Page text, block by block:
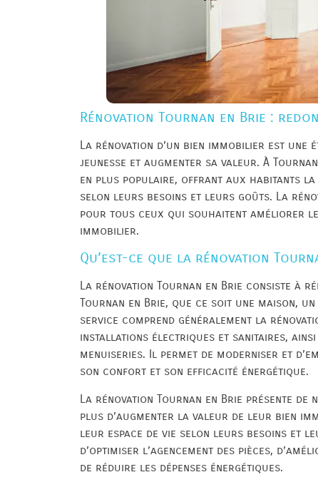
Rénovation Tournan en Brie :
La rénovation d’un bien immobilier est
jeunesse et augmenter sa valeur. À
en plus populaire, offrant aux habitants
selon leurs besoins et leurs goûts. La
pour tous ceux qui souhaitent améliorer
immobilier.
Qu’est-ce que la rénovation
La rénovation Tournan en Brie consiste à
Tournan en Brie, que ce soit une maison,
service comprend généralement la
installations électriques et sanitaires,
menuiseries. Il permet de moderniser et
son confort et son efficacité énergétique.
La rénovation Tournan en Brie présente de
plus d’augmenter la valeur de leur bien
leur espace de vie selon leurs besoins et
d’optimiser l’agencement des pièces,
de réduire les dépenses énergétiques.